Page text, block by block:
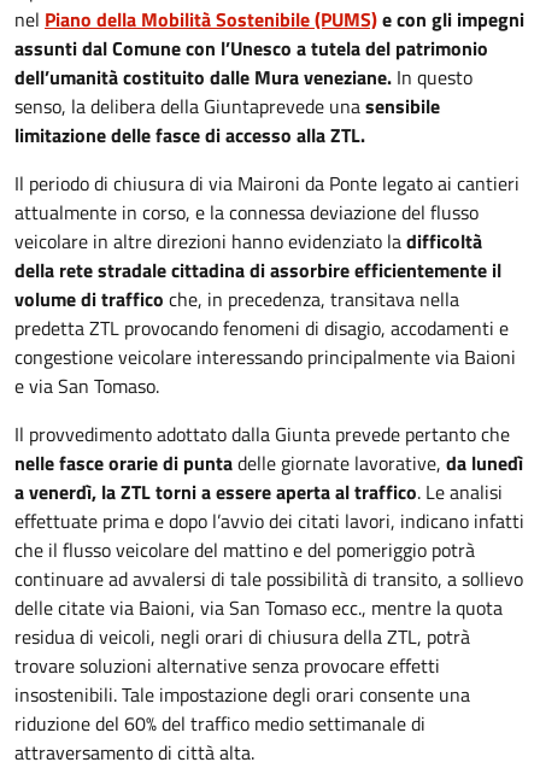
nel Piano della Mobilità Sostenibile (PUMS)e con gli impegni
assunti dal Comune con l’Unesco a tutela del patrimonio
dell’umanità costituito dalle Mura veneziane. In questo
senso, la delibera della Giuntaprevede unasensibile
limitazione delle fasce di accesso alla ZTL.
Il periodo di chiusura di via Maironi da Ponte legato ai cantieri
attualmente in corso, e la connessa deviazione del flusso
veicolare in altre direzioni hanno evidenziato ladifficoltà
della rete stradale cittadina di assorbire efficientemente il
volume di traffico che, in precedenza, transitava nella
predetta ZTL provocando fenomeni di disagio, accodamenti e
congestione veicolare interessando principalmente via Baioni
e via San Tomaso.
Il provvedimento adottato dalla Giunta prevede pertanto che
nelle fasce orarie di puntadelle giornate lavorative, da lunedì
a venerdì, la ZTL torni a essere aperta al traffico. Le analisi
effettuate prima e dopo l’avvio dei citati lavori, indicano infatti
che il flusso veicolare del mattino e del pomeriggio potrà
continuare ad avvalersi di tale possibilità di transito, a sollievo
delle citate via Baioni, via San Tomaso ecc., mentre la quota
residua di veicoli, negli orari di chiusura della ZTL, potrà
trovare soluzioni alternative senza provocare effetti
insostenibili. Tale impostazione degli orari consente una
riduzione del 60% del traffico medio settimanale di
attraversamento di città alta.